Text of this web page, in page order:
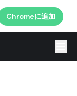
Chromeに追加